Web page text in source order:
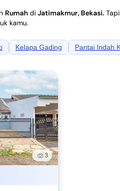
Rumah di Jatimakmur, Bekasi.
kamu.
Kelapa Gading Pantai Indah
3